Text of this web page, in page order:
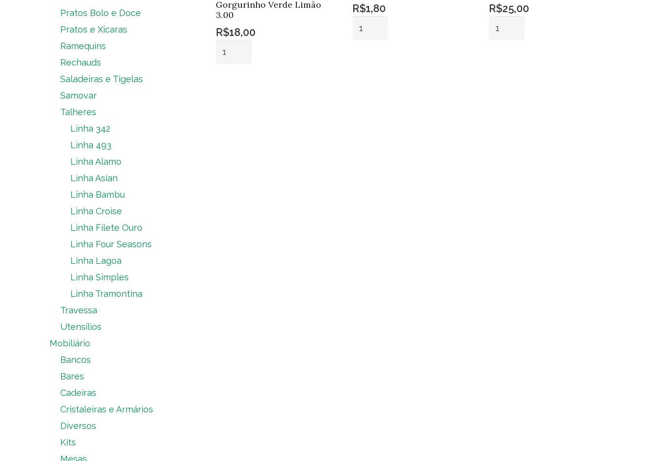
Gorgurinho Verde Limão
3.00
R$18,00
R$1,80 R$25,00
Pratos Bolo e Doce
Pratos e Xícaras
Ramequins
Rechauds
Saladeiras e Tigelas
Samovar
Talheres
Linha 342
Linha 493
Linha Alamo
Linha Asian
Linha Bambu
Linha Croise
Linha Filete Ouro
Linha Four Seasons
Linha Lagoa
Linha Simples
Linha Tramontina
Travessa
Utensílios
Mobiliário
Bancos
Bares
Cadeiras
Cristaleiras e Armários
Diversos
Kits
Mesas